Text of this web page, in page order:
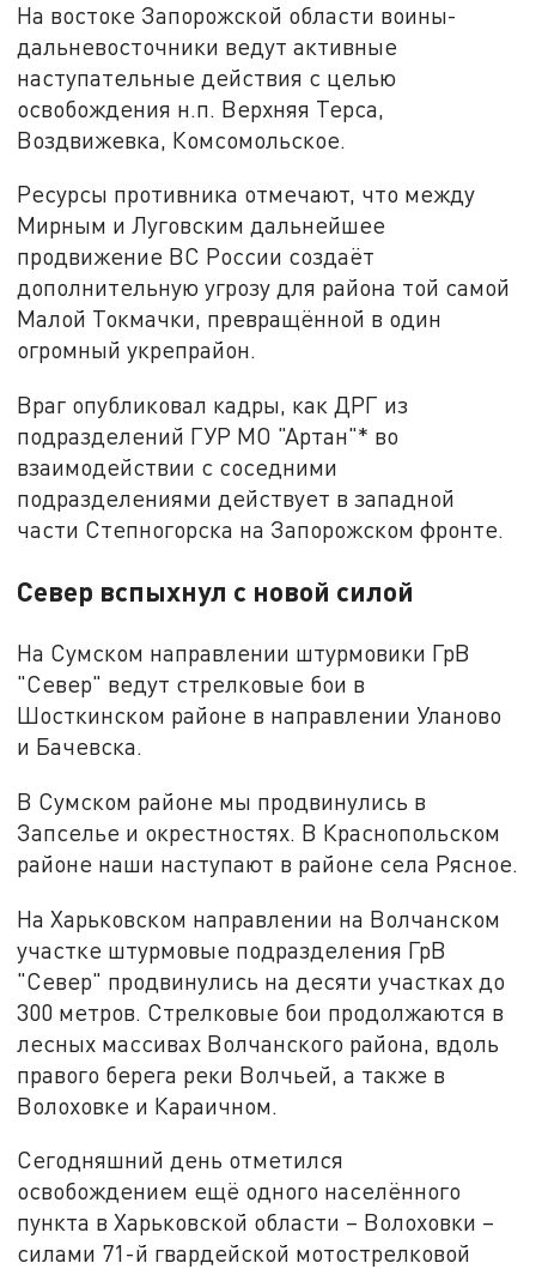
На востоке Запорожской области воины-
дальневосточники ведут активные
наступательные действия с целью
освобождения н.п. Верхняя Терса,
Воздвижевка, Комсомольское.
Ресурсы противника отмечают, что между
Мирным и Луговским дальнейшее
продвижение ВС России создаёт
дополнительную угрозу для района той самой
Малой Токмачки, превращённой в один
огромный укрепрайон.
Враг опубликовал кадры, как ДРГ из
подразделений ГУР МО "Артан"* во
взаимодействии с соседними
подразделениями действует в западной
части Степногорска на Запорожском фронте.
Север вспыхнул с новой силой
На Сумском направлении штурмовики ГрВ
"Север" ведут стрелковые бои в
Шосткинском районе в направлении Уланово
и Бачевска.
В Сумском районе мы продвинулись в
Запселье и окрестностях. В Краснопольском
районе наши наступают в районе села Рясное.
На Харьковском направлении на Волчанском
участке штурмовые подразделения ГрВ
"Север" продвинулись на десяти участках до
300 метров. Стрелковые бои продолжаются в
лесных массивах Волчанского района, вдоль
правого берега реки Волчьей, а также в
Волоховке и Караичном.
Сегодняшний день отметился
освобождением ещё одного населённого
пункта в Харьковской области – Волоховки –
силами 71-й гвардейской мотострелковой